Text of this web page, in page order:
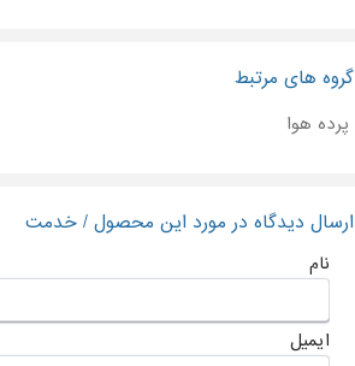
گروه های مرتبط
پرده هوا
ارسال دیدگاه در مورد این محصول / خدمت
نام
ایمیل